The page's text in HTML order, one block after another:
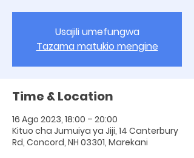
Usajili umefungwa
Tazama matukio mengine
Time & Location
16 Ago 2023, 18:00 – 20:00
Kituo cha Jumuiya ya Jiji, 14 Canterbury
Rd, Concord, NH 03301, Marekani